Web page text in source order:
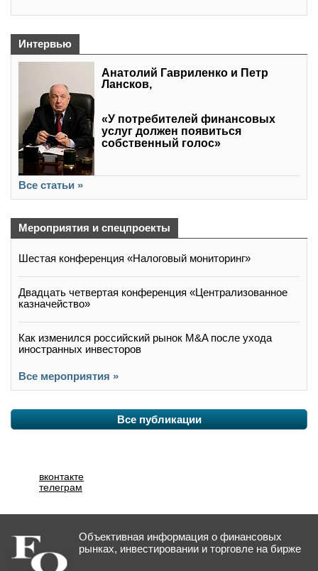
Интервью
Анатолий Гавриленко и Петр
Лансков,
«У потребителей финансовых
услуг должен появиться
собственный голос»
Все статьи »
Мероприятия и спецпроекты
Шестая конференция «Налоговый мониторинг»
Двадцать четвертая конференция «Централизованное
казначейство»
Как изменился российский рынок M&A после ухода
иностранных инвесторов
Все мероприятия »
Все публикации
вконтакте
телеграм
Объективная информация о финансовых
рынках, инвестировании и торговле на бирже